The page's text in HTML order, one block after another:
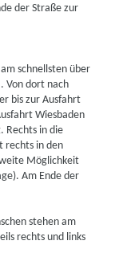
der Straße zur
schnellsten über
Von dort nach
bis zur Ausfahrt
Wiesbaden
Rechts in die
rechts in den
Möglichkeit
Am Ende der
stehen am
rechts und links